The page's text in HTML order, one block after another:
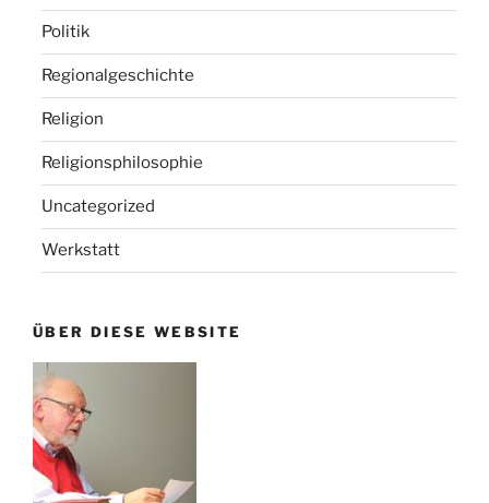
Politik
Regionalgeschichte
Religion
Religionsphilosophie
Uncategorized
Werkstatt
ÜBER DIESE WEBSITE